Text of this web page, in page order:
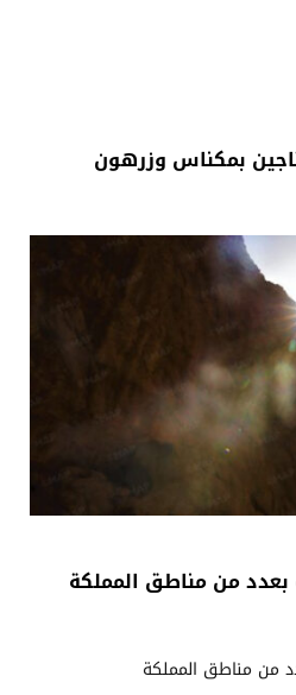
بمكناس وزرهون
من مناطق المملكة